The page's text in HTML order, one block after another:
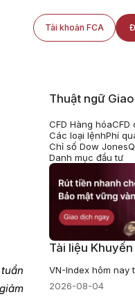
Tài khoản FCA
Thuật ngữ
CFD Hàng hóaCFD
Các loại lệnhPhí
Chỉ số Dow Jones
Danh mục đầu tư
Tài liệu
2026-08-04